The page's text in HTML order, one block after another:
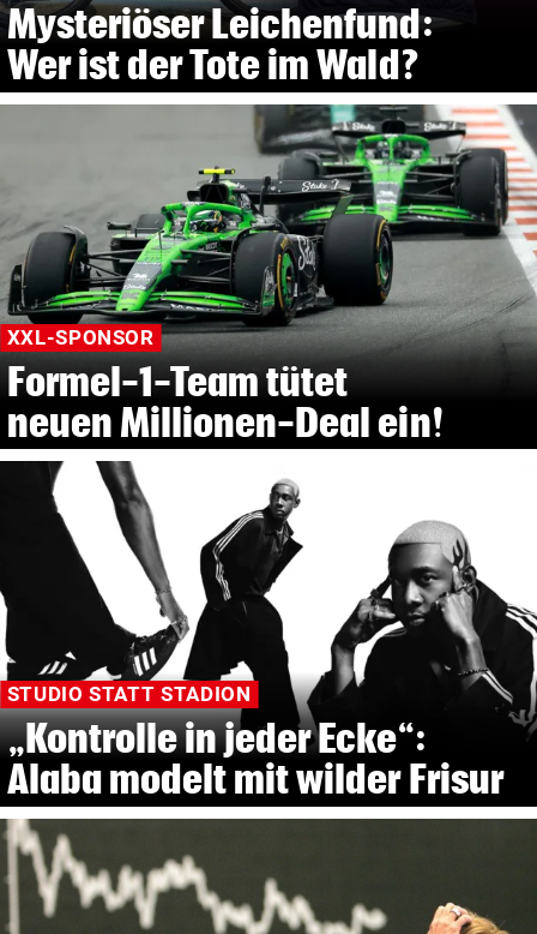
Mysteriöser Leichenfund:
Wer ist der Tote im Wald?
XXL-SPONSOR
Formel-1-Team tütet
neuen Millionen-Deal ein!
STUDIO STATT STADION
„Kontrolle in jeder Ecke“:
Alaba modelt mit wilder Frisur